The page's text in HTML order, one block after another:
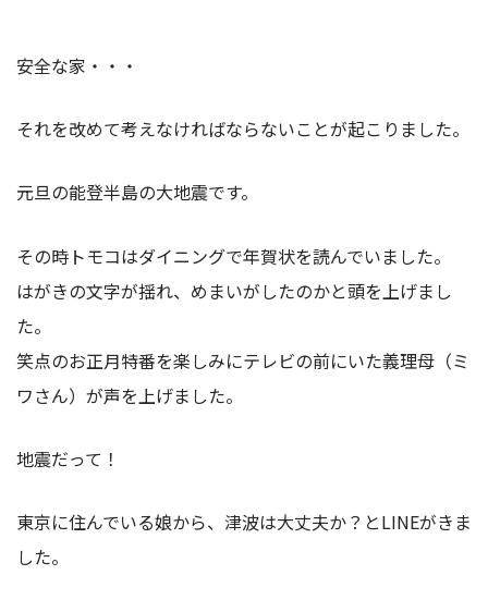
安全な家・・・
それを改めて考えなければならないことが起こりました。
元旦の能登半島の大地震です。
その時トモコはダイニングで年賀状を読んでいました。
はがきの文字が揺れ、めまいがしたのかと頭を上げまし
た。
笑点のお正月特番を楽しみにテレビの前にいた義理母（ミ
ワさん）が声を上げました。
地震だって！
東京に住んでいる娘から、津波は大丈夫か？とLINEがきま
した。